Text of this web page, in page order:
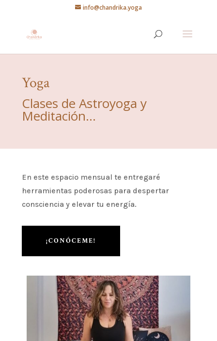
info@chandrika.yoga
Yoga
Clases de Astroyoga y
Meditación…
En este espacio mensual te entregaré
herramientas poderosas para despertar
consciencia y elevar tu energía.
¡CONÓCEME!